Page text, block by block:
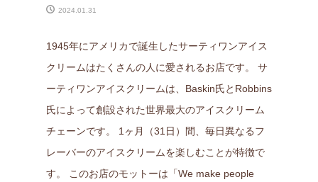
2024.01.31
1945年にアメリカで誕生したサーティワンアイス
クリームはたくさんの人に愛されるお店です。 サ
ーティワンアイスクリームは、Baskin氏とRobbins
氏によって創設された世界最大のアイスクリーム
チェーンです。 1ヶ月（31日）間、毎日異なるフ
レーバーのアイスクリームを楽しむことが特徴で
す。 このお店のモットーは「We make people